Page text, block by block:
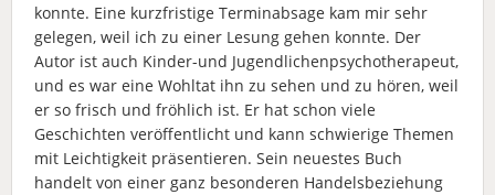
konnte. Eine kurzfristige Terminabsage kam mir sehr
gelegen, weil ich zu einer Lesung gehen konnte. Der
Autor ist auch Kinder-und Jugendlichenpsychotherapeut,
und es war eine Wohltat ihn zu sehen und zu hören, weil
er so frisch und fröhlich ist. Er hat schon viele
Geschichten veröffentlicht und kann schwierige Themen
mit Leichtigkeit präsentieren. Sein neuestes Buch
handelt von einer ganz besonderen Handelsbeziehung